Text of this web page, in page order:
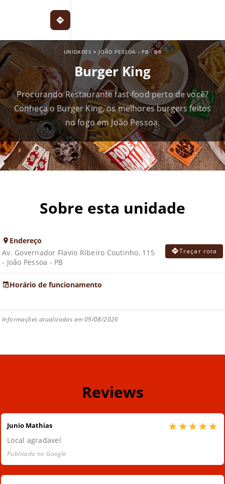
UNIDADES > JOÃO PESSOA - PB -BR
Burger King
Procurando Restaurante fast-food perto de você?
Conheça o Burger King, os melhores burgers feitos
no fogo em João Pessoa.
Sobre esta unidade
Endereço
Av. Governador Flavio Ribeiro Coutinho, 115
- João Pessoa - PB
Traçar rota
Horário de funcionamento
Informações atualizadas em 09/08/2026
Reviews
Junio Mathias
Local agradavel
Publicado no Google